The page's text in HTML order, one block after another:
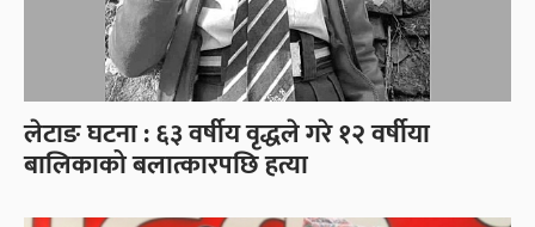
लेटाङ घटना : ६३ वर्षीय वृद्धले गरे १२ वर्षीया
बालिकाको बलात्कारपछि हत्या